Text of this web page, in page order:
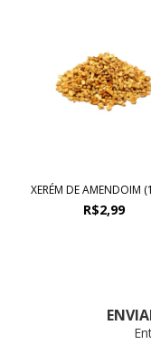
XERÉM DE AMENDOIM
R$2,99